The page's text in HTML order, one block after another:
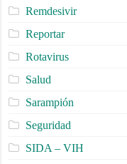
Remdesivir
Reportar
Rotavirus
Salud
Sarampión
Seguridad
SIDA – VIH